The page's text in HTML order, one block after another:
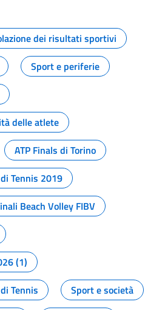
dei risultati sportivi
Sport e periferie
delle atlete
ATP Finals di Torino
Tennis 2019
Beach Volley FIBV
(1)
Tennis
Sport e società